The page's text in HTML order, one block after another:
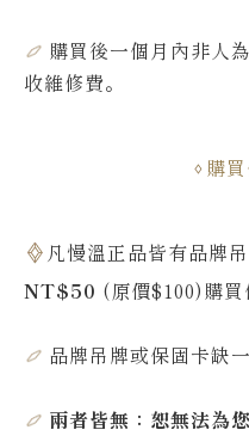
購買後一個月內非人
收維修費。
購
凡慢溫正品皆有品牌
NT$50 (原價$100)購
品牌吊牌或保固卡缺
兩者皆無：恕無法為